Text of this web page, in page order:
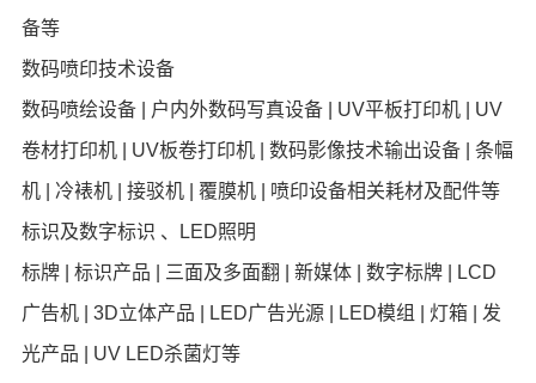
备等
数码喷印技术设备
数码喷绘设备 | 户内外数码写真设备 | UV平板打印机 | UV
卷材打印机 | UV板卷打印机 | 数码影像技术输出设备 | 条幅
机 | 冷裱机 | 接驳机 | 覆膜机 | 喷印设备相关耗材及配件等
标识及数字标识 、LED照明
标牌 | 标识产品 | 三面及多面翻 | 新媒体 | 数字标牌 | LCD
广告机 | 3D立体产品 | LED广告光源 | LED模组 | 灯箱 | 发
光产品 | UV LED杀菌灯等